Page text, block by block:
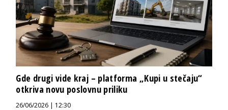
Gde drugi vide kraj – platforma „Kupi u stečaju“
otkriva novu poslovnu priliku
26/06/2026 | 12:30